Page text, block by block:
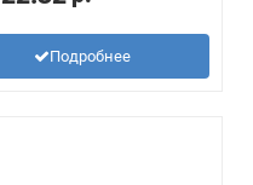
Подробнее